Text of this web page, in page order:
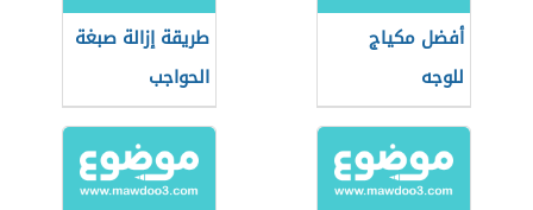
أفضل مكياج
للوجه
طريقة إزالة صبغة
الحواجب